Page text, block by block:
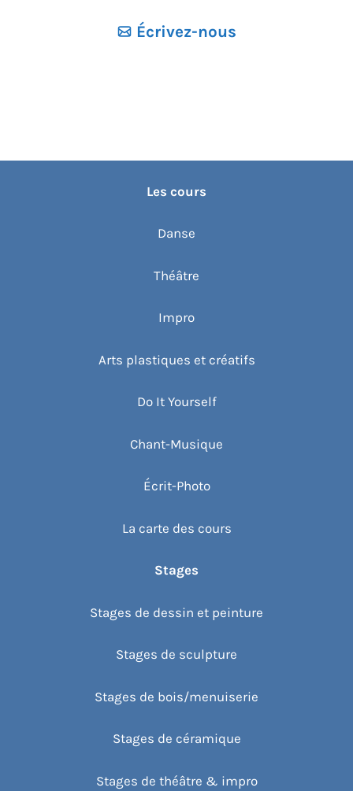
Écrivez-nous
Les cours
Danse
Théâtre
Impro
Arts plastiques et créatifs
Do It Yourself
Chant-Musique
Écrit-Photo
La carte des cours
Stages
Stages de dessin et peinture
Stages de sculpture
Stages de bois/menuiserie
Stages de céramique
Stages de théâtre & impro